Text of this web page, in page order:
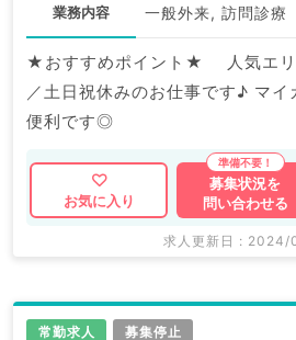
業務内容
★おすすめポイント★ 人気エリ
／土日祝休みのお仕事です♪ マイ
便利です◎
お気に入り
募集状況を
問い合わせる
求人更新日 : 2024/
常勤求人 募集停止